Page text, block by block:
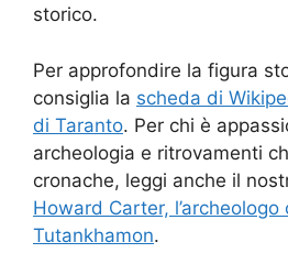
storico.
Per approfondire la figura
consiglia la scheda di
di Taranto. Per chi è
archeologia e ritrovamenti
cronache, leggi anche il
Howard Carter, l’archeologo
Tutankhamon.